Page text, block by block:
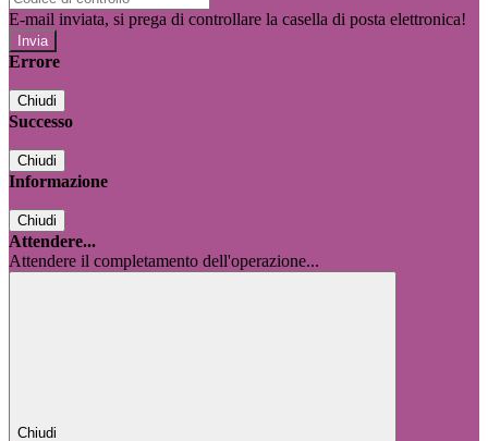
E-mail inviata, si prega di controllare la casella di posta elettronica!
Errore
Chiudi
Successo
Chiudi
Informazione
Chiudi
Attendere...
Attendere il completamento dell'operazione...
Chiudi